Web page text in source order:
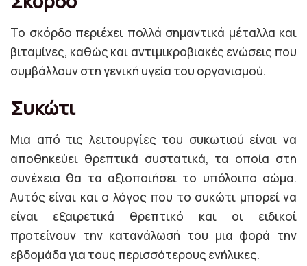
Το σκόρδο περιέχει πολλά σημαντικά μέταλλα και
βιταμίνες, καθώς και αντιμικροβιακές ενώσεις που
συμβάλλουν στη γενική υγεία του οργανισμού.
Συκώτι
Μια από τις λειτουργίες του συκωτιού είναι να
αποθηκεύει θρεπτικά συστατικά, τα οποία στη
συνέχεια θα τα αξιοποιήσει το υπόλοιπο σώμα.
Αυτός είναι και ο λόγος που το συκώτι μπορεί να
είναι εξαιρετικά θρεπτικό και οι ειδικοί
προτείνουν την κατανάλωσή του μια φορά την
εβδομάδα για τους περισσότερους ενήλικες.